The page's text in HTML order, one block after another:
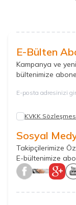
E-Bülten
Kampanya ve
bültenimize
KVKK
Sosyal
Takipçilerimize
E-bültenimize